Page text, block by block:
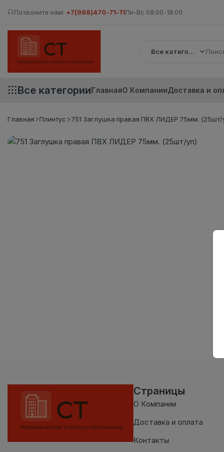
Позвоните нам: +7(988)470-71-11Пн-Вс 08:00-18:00
Все категории
Все категорииГлавнаяО КомпанииДоставка и
Главная Плинтус 751 Заглушка правая ПВХ ЛИДЕР 75мм. (25шт/
Страницы
О Компании
Доставка и оплата
Контакты